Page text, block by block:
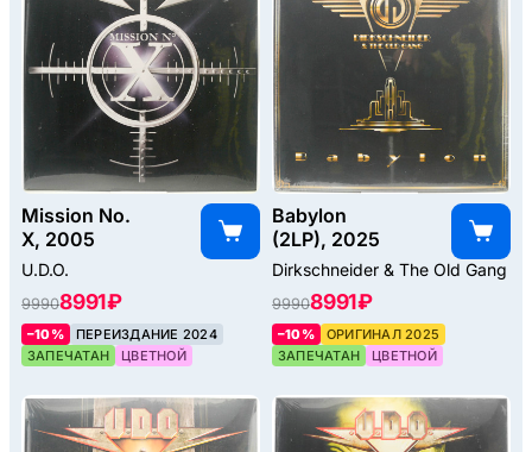
Mission No.
X, 2005
U.D.O.
99908991 ₽
–10%
ПЕРЕИЗДАНИЕ 2024
ЗАПЕЧАТАН
ЦВЕТНОЙ
Babylon
(2LP), 2025
Dirkschneider & The Old Gang
99908991 ₽
–10%
ОРИГИНАЛ 2025
ЗАПЕЧАТАН
ЦВЕТНОЙ